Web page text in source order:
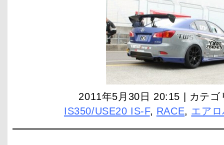
2011年5月30日 20:15 | カテゴ
IS350/USE20 IS-F, RACE, エア